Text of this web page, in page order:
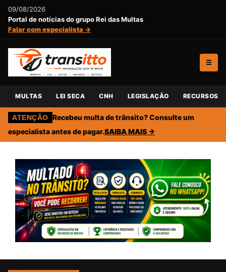
09/08/2026
Portal de notícias do grupo Rei das Multas
Falar com especialista →
☰
MULTAS LEI SECA CNH LEGISLAÇÃO RECURSOS
ATENÇÃO Recebeu multa de trânsito? Consulte um
especialista antes de pagar.SAIBA MAIS →